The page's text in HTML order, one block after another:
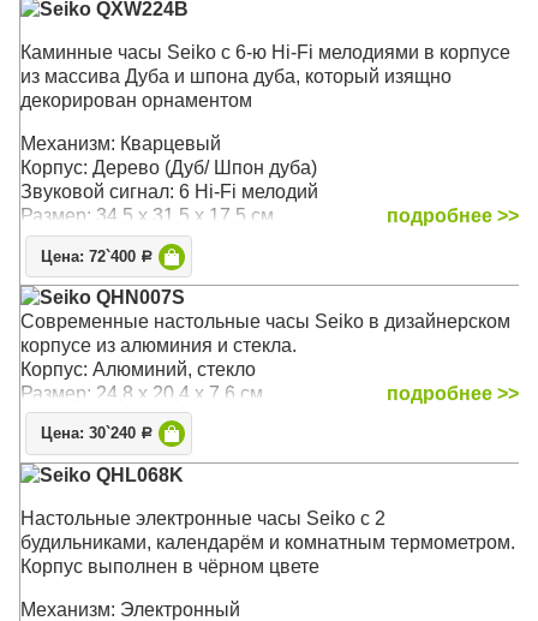
Seiko QXW224B
Каминные часы Seiko c 6-ю Hi-Fi мелодиями в корпусе
из массива Дуба и шпона дуба, который изящно
декорирован орнаментом
Механизм: Кварцевый
Корпус: Дерево (Дуб/ Шпон дуба)
Звуковой сигнал: 6 Hi-Fi мелодий
Размер: 34,5 х 31,5 x 17,5 см
подробнее >>
Цена: 72`400 Р
Seiko QHN007S
Современные настольные часы Seiko в дизайнерском
корпусе из алюминия и стекла.
Корпус: Алюминий, стекло
Размер: 24,8 х 20,4 x 7,6 см
подробнее >>
Цена: 30`240 Р
Seiko QHL068K
Настольные электронные часы Seiko с 2
будильниками, календарём и комнатным термометром.
Корпус выполнен в чёрном цвете
Механизм: Электронный